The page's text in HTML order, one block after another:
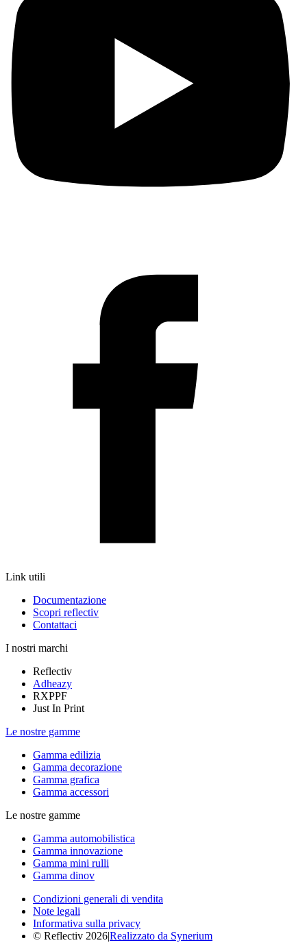
Link utili
Documentazione
Scopri reflectiv
Contattaci
I nostri marchi
Reflectiv
Adheazy
RXPPF
Just In Print
Le nostre gamme
Gamma edilizia
Gamma decorazione
Gamma grafica
Gamma accessori
Le nostre gamme
Gamma automobilistica
Gamma innovazione
Gamma mini rulli
Gamma dinov
Condizioni generali di vendita
Note legali
Informativa sulla privacy
© Reflectiv 2026|Realizzato da Synerium